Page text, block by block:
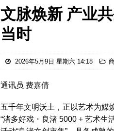
文脉焕新 产业
当时
2026年5月9日 星期六 14:18
通讯员 费嘉倩
五千年文明沃土，正以艺术为媒
“渚多好戏・良渚 5000 + 艺术生